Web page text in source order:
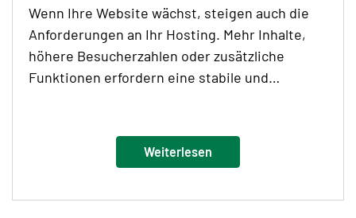
Wenn Ihre Website wächst, steigen auch die
Anforderungen an Ihr Hosting. Mehr Inhalte,
höhere Besucherzahlen oder zusätzliche
Funktionen erfordern eine stabile und…
Weiterlesen